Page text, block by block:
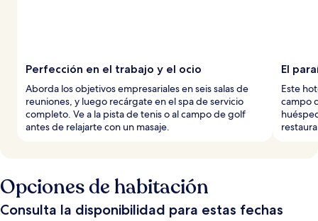
Perfección en el trabajo y el ocio
Aborda los objetivos empresariales en seis salas de
reuniones, y luego recárgate en el spa de servicio
completo. Ve a la pista de tenis o al campo de golf
antes de relajarte con un masaje.
El
Este
campo
Opciones de habitación
Consulta la disponibilidad para estas fechas